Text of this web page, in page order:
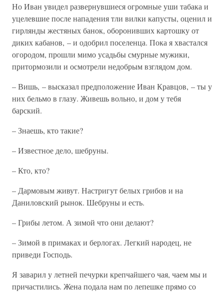
Но Иван увидел развернувшиеся огромные уши табака и
уцелевшие после нападения тли вилки капусты, оценил и
гирлянды жестяных банок, оборонивших картошку от
диких кабанов, – и одобрил поселенца. Пока я хвастался
огородом, прошли мимо усадьбы смурные мужики,
притормозили и осмотрели недобрым взглядом дом.
– Вишь, – высказал предположение Иван Кравцов, – ты у
них бельмо в глазу. Живешь вольно, и дом у тебя
барский.
– Знаешь, кто такие?
– Известное дело, шебруны.
– Кто, кто?
– Дармовым живут. Настригут белых грибов и на
Даниловский рынок. Шебруны и есть.
– Грибы летом. А зимой что они делают?
– Зимой в примаках и берлогах. Легкий народец, не
приведи Господь.
Я заварил у летней печурки крепчайшего чая, чаем мы и
причастились. Жена подала нам по лепешке прямо со